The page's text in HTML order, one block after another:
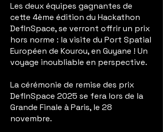
Les deux équipes gagnantes de
cette 4ème édition du Hackathon
DefInSpace, se verront offrir un prix
hors norme : la visite du Port Spatial
Européen de Kourou, en Guyane ! Un
voyage inoubliable en perspective. ​
​La cérémonie de remise des prix
DefInSpace 2025 se fera lors de la
Grande Finale à Paris, le 28
novembre.